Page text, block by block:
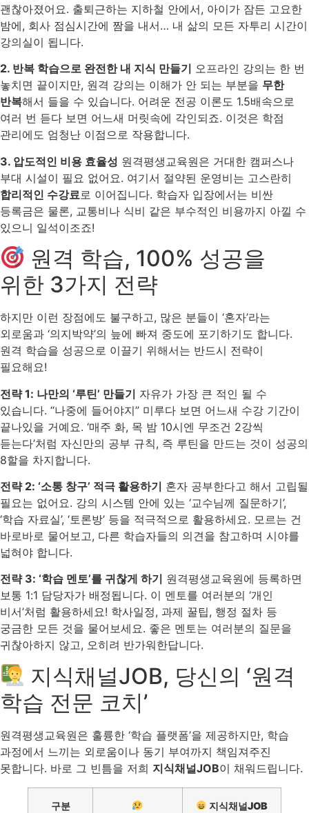
괜찮아졌어요. 출퇴근하는 지하철 안에서, 아이가 잠든 고요한
밤에, 회사 점심시간에 짬을 내서… 내 삶의 모든 자투리 시간이
강의실이 됩니다.
2. 반복 학습으로 완전한 내 지식 만들기 오프라인 강의는 한 번
놓치면 끝이지만, 원격 강의는 이해가 안 되는 부분을 무한
반복해서 들을 수 있습니다. 어려운 전공 이론도 1.5배속으로
여러 번 듣다 보면 어느새 머릿속에 각인되죠. 이것은 학점
관리에도 엄청난 이점으로 작용합니다.
3. 압도적인 비용 효율성 원격평생교육원은 거대한 캠퍼스나
부대 시설이 필요 없어요. 여기서 절약된 운영비는 고스란히
합리적인 수강료 로 이어집니다. 학습자 입장에서는 비싼
등록금은 물론, 교통비나 식비 같은 부수적인 비용까지 아낄 수
있으니 일석이조죠!
원격 학습, 100% 성공을
위한 3가지 전략
하지만 이런 장점에도 불구하고, 많은 분들이 ‘혼자’라는
외로움과 ‘의지박약’의 늪에 빠져 중도에 포기하기도 합니다.
원격 학습을 성공으로 이끌기 위해서는 반드시 전략이
필요해요!
전략 1: 나만의 ‘루틴’ 만들기 자유가 가장 큰 적인 될 수
있습니다. “나중에 들어야지” 미루다 보면 어느새 수강 기간이
끝나있을 거예요. ‘매주 화, 목 밤 10시엔 무조건 2강씩
듣는다’처럼 자신만의 공부 규칙, 즉 루틴을 만드는 것이 성공의
8할을 차지합니다.
전략 2: ‘소통 창구’ 적극 활용하기 혼자 공부한다고 해서 고립될
필요는 없어요. 강의 시스템 안에 있는 ‘교수님께 질문하기’,
‘학습 자료실’, ‘토론방’ 등을 적극적으로 활용하세요. 모르는 건
바로바로 물어보고, 다른 학습자들의 의견을 참고하며 시야를
넓혀야 합니다.
전략 3: ‘학습 멘토’를 귀찮게 하기 원격평생교육원에 등록하면
보통 1:1 담당자가 배정됩니다. 이 멘토를 여러분의 ‘개인
비서’처럼 활용하세요! 학사일정, 과제 꿀팁, 행정 절차 등
궁금한 모든 것을 물어보세요. 좋은 멘토는 여러분의 질문을
귀찮아하지 않고, 오히려 반가워한답니다.
지식채널JOB, 당신의 ‘원격
학습 전문 코치’
원격평생교육원은 훌륭한 ‘학습 플랫폼’을 제공하지만, 학습
과정에서 느끼는 외로움이나 동기 부여까지 책임져주진
못합니다. 바로 그 빈틈을 저희 지식채널JOB이 채워드립니다.
구분 지식채널JOB